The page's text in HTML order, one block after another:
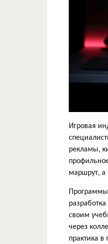
Игровая
рекламы,
маршрут, а
своим
через
практика